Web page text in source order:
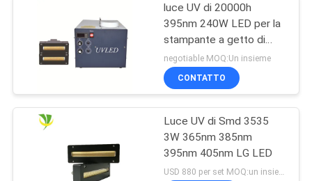
luce UV di 20000h
395nm 240W LED per la
stampante a getto di
inchiostro Machine
negotiable MOQ:Un insieme
CONTATTO
Luce UV di Smd 3535
3W 365nm 385nm
395nm 405nm LG LED
USD 880 per set MOQ:un insieme